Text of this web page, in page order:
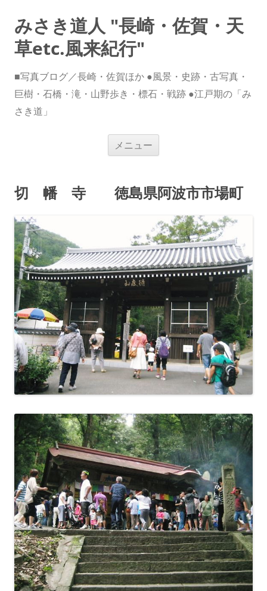
みさき道人 "長崎・佐賀・天
草etc.風来紀行"
■写真ブログ／長崎・佐賀ほか ●風景・史跡・古写真・
巨樹・石橋・滝・山野歩き・標石・戦跡 ●江戸期の「み
さき道」
メニュー
ス
キ
切 幡 寺 徳島県阿波市市場町